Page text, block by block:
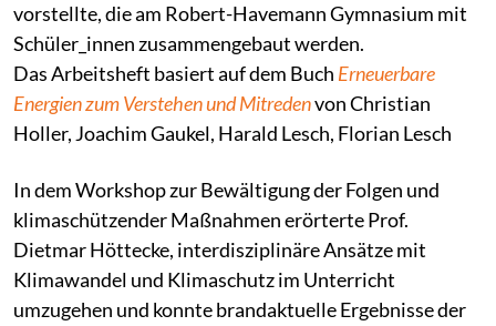
vorstellte, die am Robert-Havemann Gymnasium mit
Schüler_innen zusammengebaut werden.
Das Arbeitsheft basiert auf dem Buch Erneuerbare
Energien zum Verstehen und Mitredenvon Christian
Holler, Joachim Gaukel, Harald Lesch, Florian Lesch
In dem Workshop zur Bewältigung der Folgen und
klimaschützender Maßnahmen erörterte Prof.
Dietmar Höttecke, interdisziplinäre Ansätze mit
Klimawandel und Klimaschutz im Unterricht
umzugehen und konnte brandaktuelle Ergebnisse der